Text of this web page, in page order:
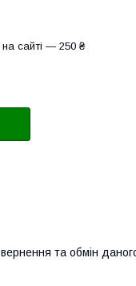
сайті — 250 ₴
та обмін